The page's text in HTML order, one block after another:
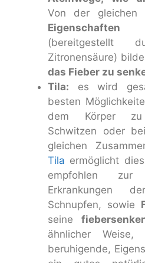
Von der
(bereitgestellt
Zitronensäure)
das Fieber zu
Tila: es wird
besten
dem Körper
Schwitzen oder
gleichen
Tila ermöglicht
empfohlen zur
Erkrankungen
Schnupfen, sowie
seine
ähnlicher Weise,
beruhigende,